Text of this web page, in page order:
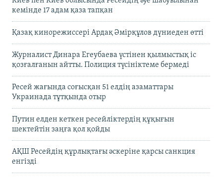
кемінде 17 адам қаза тапқан
Қазақ кинорежиссері Ардақ Әмірқұлов дүниеден өтті
Журналист Динара Егеубаева үстінен қылмыстық іс
қозғалғанын айтты. Полиция түсініктеме бермеді
Ресей жағында соғысқан 51 елдің азаматтары
Украинада тұтқында отыр
Путин елден кеткен ресейліктердің құқығын
шектейтін заңға қол қойды
АҚШ Ресейдің құрлықтағы әскеріне қарсы санкция
енгізді